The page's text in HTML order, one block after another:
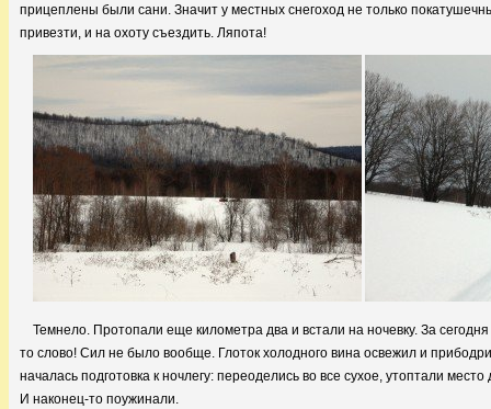
прицеплены были сани. Значит у местных снегоход не только
привезти, и на охоту съездить. Ляпота!
Темнело. Протопали еще километра два и встали на ночевку. За
то слово! Сил не было вообще. Глоток холодного вина освежил и
началась подготовка к ночлегу: переоделись во все сухое, утоптали
И наконец-то поужинали.